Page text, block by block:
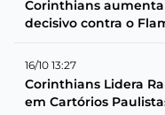
Corinthians
decisivo contra o
16/10 13:27
Corinthians Lidera
em Cartórios